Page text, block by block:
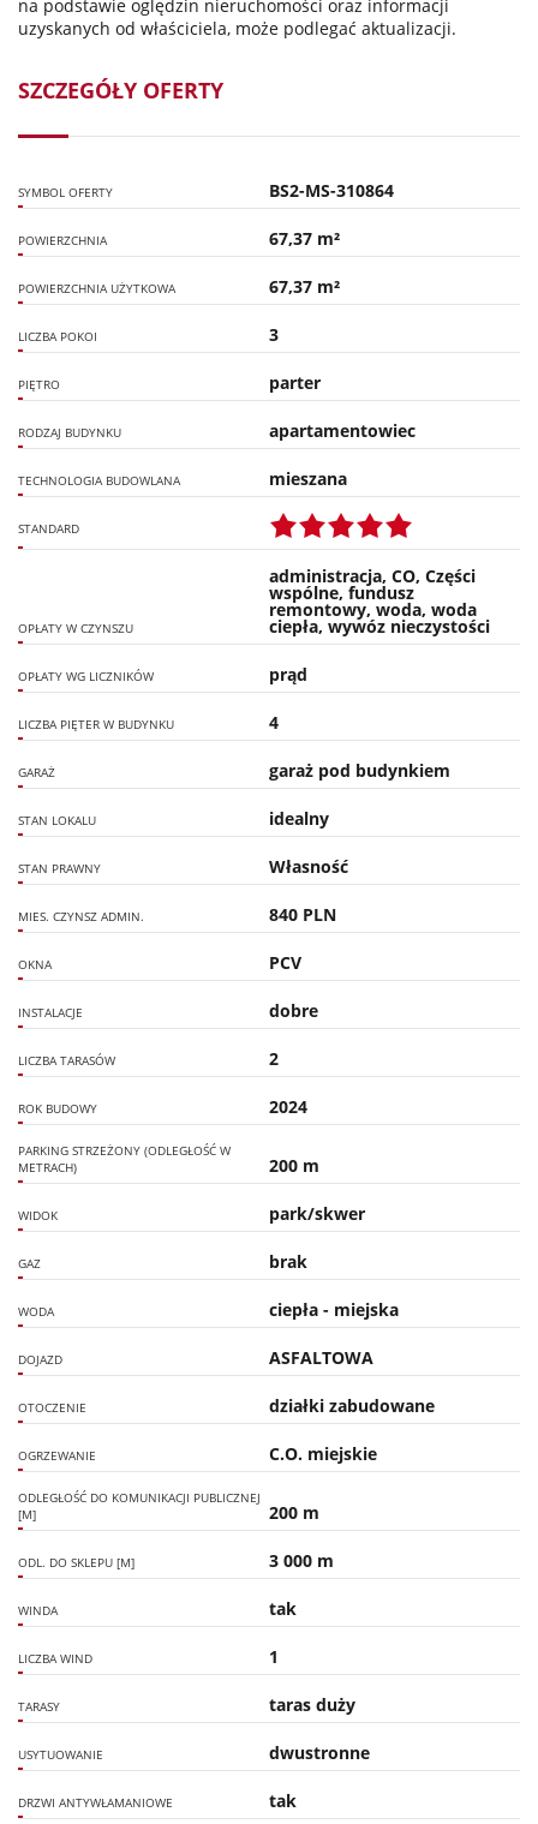
na podstawie oględzin nieruchomości oraz informacji
uzyskanych od właściciela, może podlegać aktualizacji.
SZCZEGÓŁY OFERTY
SYMBOL OFERTY BS2-MS-310864
POWIERZCHNIA 67,37 m²
POWIERZCHNIA UŻYTKOWA 67,37 m²
LICZBA POKOI 3
PIĘTRO parter
RODZAJ BUDYNKU apartamentowiec
TECHNOLOGIA BUDOWLANA mieszana
STANDARD
OPŁATY W CZYNSZU
administracja, CO, Części
wspólne, fundusz
remontowy, woda, woda
ciepła, wywóz nieczystości
OPŁATY WG LICZNIKÓW prąd
LICZBA PIĘTER W BUDYNKU 4
GARAŻ garaż pod budynkiem
STAN LOKALU idealny
STAN PRAWNY Własność
MIES. CZYNSZ ADMIN. 840 PLN
OKNA PCV
INSTALACJE dobre
LICZBA TARASÓW 2
ROK BUDOWY 2024
PARKING STRZEŻONY (ODLEGŁOŚĆ W
METRACH)
200 m
WIDOK park/skwer
GAZ brak
WODA ciepła - miejska
DOJAZD ASFALTOWA
OTOCZENIE działki zabudowane
OGRZEWANIE C.O. miejskie
ODLEGŁOŚĆ DO KOMUNIKACJI PUBLICZNEJ
[M]
200 m
ODL. DO SKLEPU [M] 3 000 m
WINDA tak
LICZBA WIND 1
TARASY taras duży
USYTUOWANIE dwustronne
DRZWI ANTYWŁAMANIOWE tak